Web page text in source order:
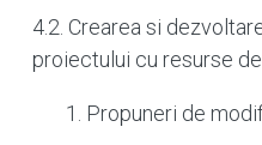
4.2. Crearea si
proiectului cu resurse
Propuneri de